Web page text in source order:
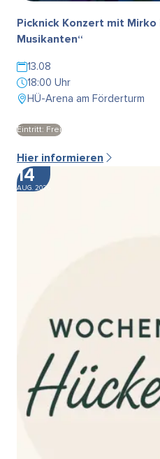
Picknick Konzert mit
Musikanten“
13.08
18:00 Uhr
HÜ-Arena am Förderturm
Eintritt: Frei
Hier informieren
14
AUG. 2026